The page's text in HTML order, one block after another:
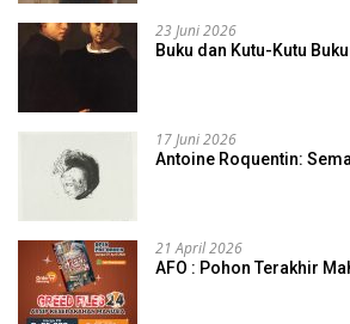
23 Juni 2026
Buku dan Kutu-Kutu Buku
17 Juni 2026
Antoine Roquentin:
21 April 2026
AFO : Pohon Terakhir